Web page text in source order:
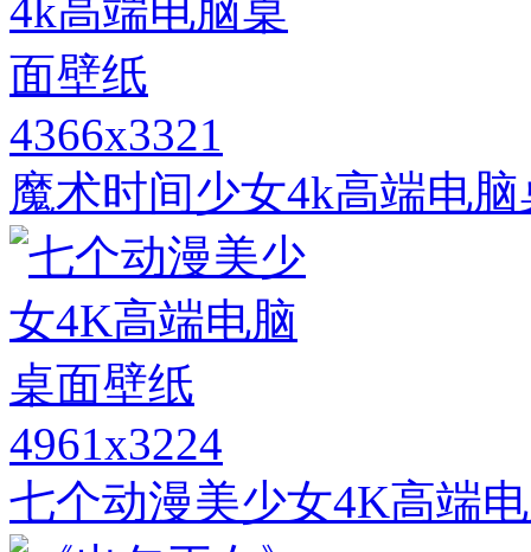
4366x3321
魔术时间少女4k高端电
4961x3224
七个动漫美少女4K高端